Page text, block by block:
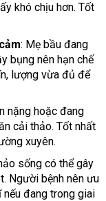
khó chịu hơn. Tốt
: Mẹ bầu đang
bụng nên hạn chế
lượng vừa đủ để
nặng hoặc đang
cải thảo. Tốt nhất
xuyên.
sống có thể gây
Người bệnh nên ưu
đang trong giai